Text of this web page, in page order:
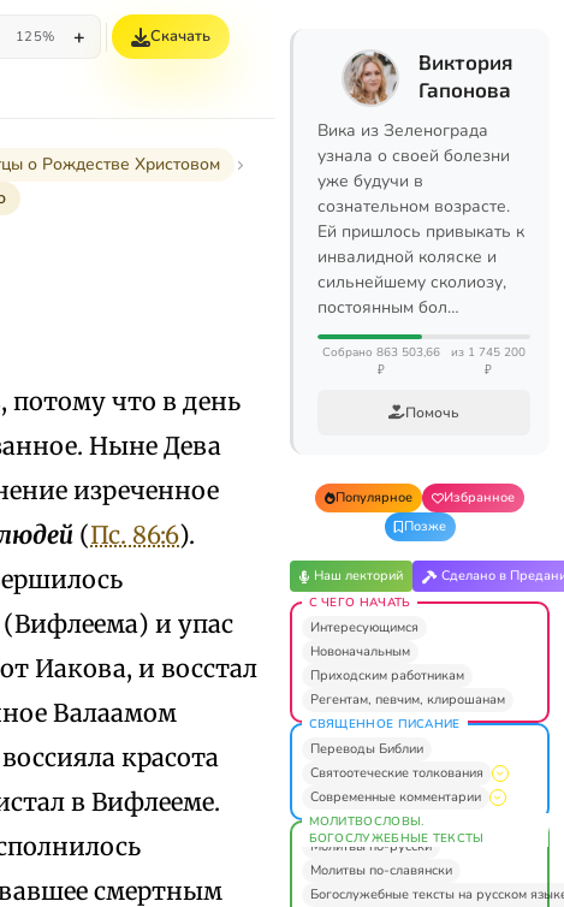
125% + Скачать
о Рождестве Христовом
потому что в день
Ныне Дева
изреченное
(Пс. 86:6).
и упас
Иакова, и восстал
Валаамом
красота
в Вифлееме.
смертным
Виктория
Гапонова
Вика из Зеленограда
узнала о своей болезни
уже будучи в
сознательном возрасте.
Ей пришлось привыкать к
инвалидной коляске и
сильнейшему сколиозу,
постоянным бол…
Собрано 863 503,66
₽
из 1 745 200
₽
Помочь
Популярное
Избранное
Позже
Наш лекторий Сделано в
С ЧЕГО НАЧАТЬ
Интересующимся
Новоначальным
Приходским работникам
Регентам, певчим, клирошанам
СВЯЩЕННОЕ ПИСАНИЕ
Переводы Библии
Святоотеческие толкования
Современные комментарии
МОЛИТВОСЛОВЫ.
БОГОСЛУЖЕБНЫЕ ТЕКСТЫ
Молитвы по-русски
Молитвы по-славянски
Богослужебные тексты на русском